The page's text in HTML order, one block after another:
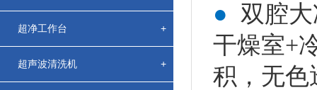
超净工作台 +
超声波清洗机 +
● 双腔
干燥室+
积，无色